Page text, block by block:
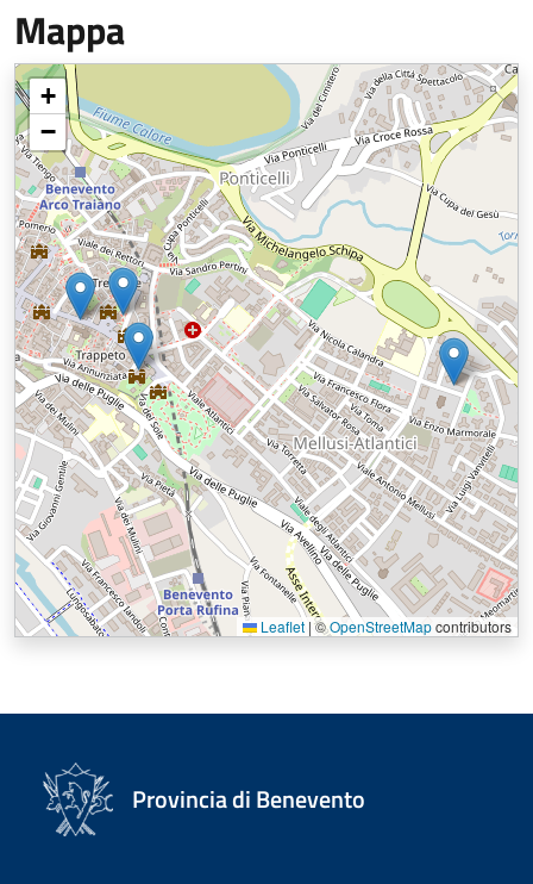
Mappa
+
−
Leaflet |©OpenStreetMapcontributors
Provincia di Benevento